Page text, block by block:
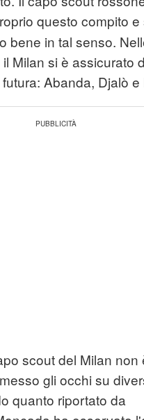
questo compito e
bene in tal senso.
Milan si è assicurato
Abanda, Djalò e
scout del Milan non
gli occhi su
quanto riportato da